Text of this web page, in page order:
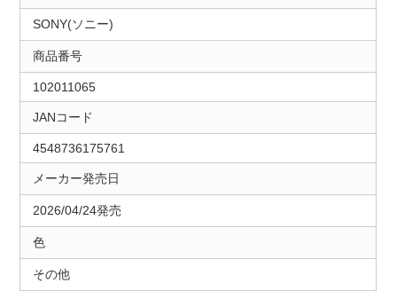
SONY(ソニー)
商品番号
102011065
JANコード
4548736175761
メーカー発売日
2026/04/24発売
色
その他